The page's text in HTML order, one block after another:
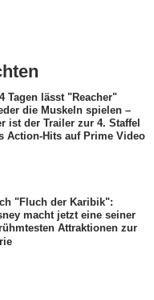
Tagen lässt "Reacher"
die Muskeln spielen –
ist der Trailer zur 4. Staffel
Action-Hits auf Prime Video
"Fluch der Karibik":
macht jetzt eine seiner
Attraktionen zur